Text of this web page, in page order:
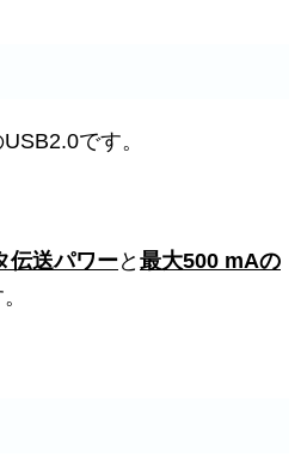
です。
伝送パワーと 最大500 mAの